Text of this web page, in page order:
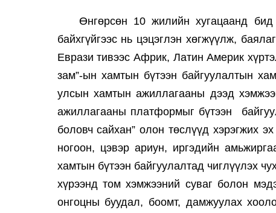
Өнгөрсөн 10 жилийн хугацаанд
байхгүйгээс нь цэцэглэн хөгжүүлж,
Еврази тивээс Африк, Латин Америк
зам”-ын хамтын бүтээн байгуулалтын
улсын хамтын ажиллагааны дээд
ажиллагааны платформыг бүтээн
боловч сайхан” олон төслүүд хэрэгжих
ногоон, цэвэр ариун, иргэдийн
хамтын бүтээн байгуулалтад чиглүүлэх
хүрээнд том хэмжээний суваг болон
онгоцны буудал, боомт, дамжуулах